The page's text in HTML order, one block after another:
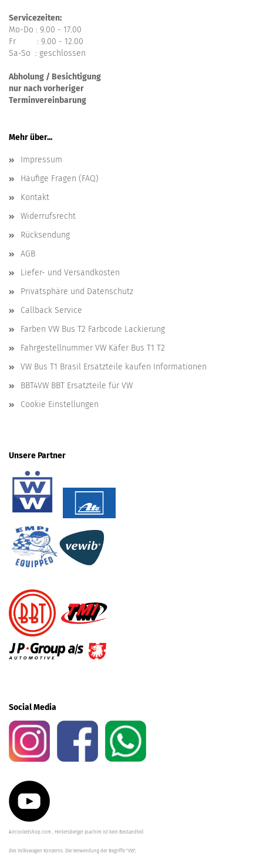
Servicezeiten:
Mo-Do : 9.00 - 17.00
Fr : 9.00 - 12.00
Sa-So : geschlossen
Abholung / Besichtigung
nur nach vorheriger
Terminvereinbarung
Mehr über...
Impressum
Häufige Fragen (FAQ)
Kontakt
Widerrufsrecht
Rücksendung
AGB
Liefer- und Versandkosten
Privatsphäre und Datenschutz
Callback Service
Farben VW Bus T2 Farbcode Lackierung
Fahrgestellnummer VW Käfer Bus T1 T2
VW Bus T1 Brasil Ersatzteile kaufen Informationen
BBT4VW BBT Ersatzteile für VW
Cookie Einstellungen
Unsere Partner
Social Media
Aircooledshop.com , Hintersberger Joachim ist kein Bestandteil
des Volkswagen Konzerns. Die Verwendung der Begriffe "VW",